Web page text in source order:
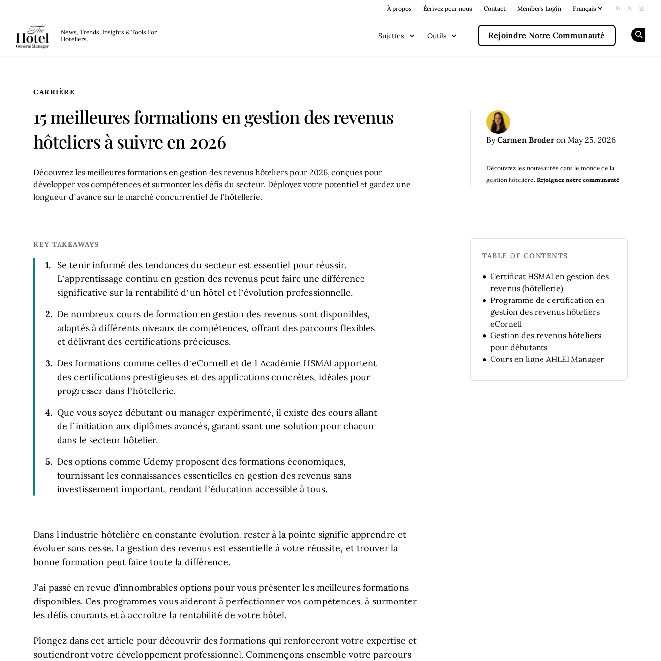
À propos Écrivez pour nous Contact Member's Login Add us on
Follow
News, Trends, Insights & Tools For
Hoteliers.
Sujettes Outils Rejoindre Notre Communauté
CARRIÈRE
15 meilleures formations en gestion des revenus
hôteliers à suivre en 2026
ByCarmen Broderon May 25, 2026
Découvrez les nouveautés dans le monde de la
gestion hôtelière. Rejoignez notre communauté
Découvrez les meilleures formations en gestion des revenus hôteliers pour 2026, conçues pour
développer vos compétences et surmonter les défis du secteur. Déployez votre potentiel et gardez une
longueur d’avance sur le marché concurrentiel de l’hôtellerie.
KEY TAKEAWAYS
Se tenir informé des tendances du secteur est essentiel pour réussir.
L’apprentissage continu en gestion des revenus peut faire une différence
significative sur la rentabilité d’un hôtel et l’évolution professionnelle.
De nombreux cours de formation en gestion des revenus sont disponibles,
adaptés à différents niveaux de compétences, offrant des parcours flexibles
et délivrant des certifications précieuses.
Des formations comme celles d’eCornell et de l’Académie HSMAI apportent
des certifications prestigieuses et des applications concrètes, idéales pour
progresser dans l’hôtellerie.
Que vous soyez débutant ou manager expérimenté, il existe des cours allant
de l’initiation aux diplômes avancés, garantissant une solution pour chacun
dans le secteur hôtelier.
Des options comme Udemy proposent des formations économiques,
fournissant les connaissances essentielles en gestion des revenus sans
investissement important, rendant l’éducation accessible à tous.
Dans l'industrie hôtelière en constante évolution, rester à la pointe signifie apprendre et
évoluer sans cesse. La gestion des revenus est essentielle à votre réussite, et trouver la
bonne formation peut faire toute la différence.
J'ai passé en revue d'innombrables options pour vous présenter les meilleures formations
disponibles. Ces programmes vous aideront à perfectionner vos compétences, à surmonter
les défis courants et à accroître la rentabilité de votre hôtel.
Plongez dans cet article pour découvrir des formations qui renforceront votre expertise et
soutiendront votre développement professionnel. Commençons ensemble votre parcours
TABLE OF CONTENTS
Certificat HSMAI en gestion des
revenus (hôtellerie)
Programme de certification en
gestion des revenus hôteliers
eCornell
Gestion des revenus hôteliers
pour débutants
Cours en ligne AHLEI Manager
revenus